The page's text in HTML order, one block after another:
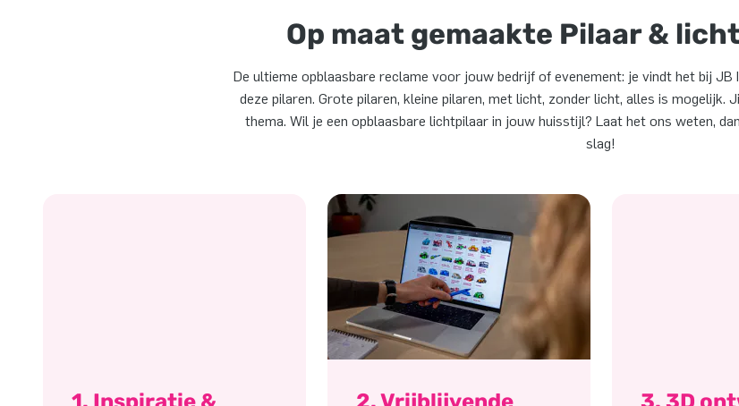
Op maat gemaakte Pilaar &
De ultieme opblaasbare reclame voor jouw bedrijf of evenement: je vindt het bij
deze pilaren. Grote pilaren, kleine pilaren, met licht, zonder licht, alles is mogelijk.
thema. Wil je een opblaasbare lichtpilaar in jouw huisstijl? Laat het ons weten,
slag!